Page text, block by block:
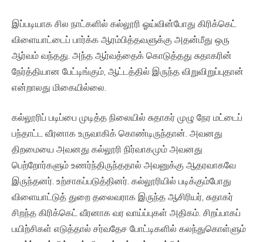
இப்படியாக சில நாட்களில் கல்லூரி ஓய்வின்போது கிரிக்கெட்
விளையாட்டைப் பார்க்க ஆரம்பித்தவளுக்கு அதன்மீது ஒரு
ஆர்வம் வந்தது. அந்த ஆர்வத்தைக் கொடுத்தது சுதாகரின்
நேர்த்தியான பேட்டிங்கும், ஆட்டத்தில் இருந்த விறுவிறுப்புதான்
என்றாலது மிகையில்லை.
கல்லூரிப் படிப்பை முடித்த நிலையில் சுதாகர் முழு நேர மட்டைப்
பந்தாட்ட வீரனாக உருவாகிக் கொண்டிருந்தான். அவனது
திறமையை அவனது கல்லூரி நிர்வாகமும் அவனது
பெற்றோர்களும் உணர்ந்திருந்ததால் அவனுக்கு ஆதரவாகவே
இருந்தனர். உற்சாகப்படுத்தினர். கல்லூரியில் படிக்கும்போது
விளையாட்டுத் துறை தலைவராக இருந்த ஆசிரியர், சுதாகர்
சிறந்த கிரிக்கெட் வீரனாக வர வாய்ப்புகள் அதிகம். சிறப்பாகப்
பயிற்சிகள் எடுத்தால் சர்வதேச போட்டிகளில் கலந்துகொள்ளும்